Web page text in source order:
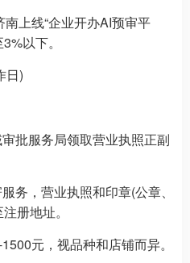
上线“企业开办AI预审平
以下。
日)
批服务局领取营业执照正副
务，营业执照和印章(公章、
册地址。
元，视品种和店铺而异。